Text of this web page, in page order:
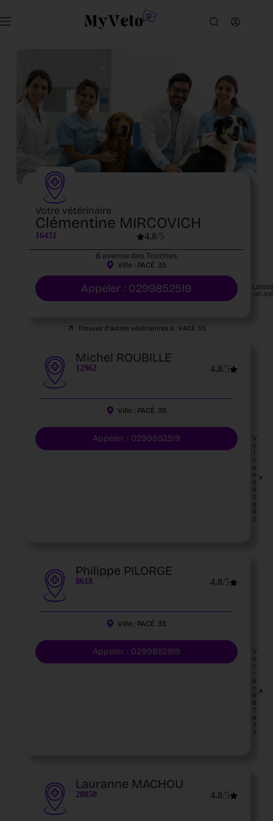
Votre vétérinaire
Clémentine MIRCOVICH
16431 4.8/5
6 avenue des Touches
Ville : PACÉ 35
Appeler : 0299852519
un
Trouvez d'autres vétérianires à : PACÉ 35
Michel ROUBILLE
12962 4.8/5
Ville : PACÉ 35
Appeler : 0299852519
V
o
i
r
e
n
d
é
t
a
il
s
Philippe PILORGE
8618 4.8/5
Ville : PACÉ 35
Appeler : 0299852519
V
o
i
r
e
n
d
é
t
a
il
s
Lauranne MACHOU
28850 4.8/5